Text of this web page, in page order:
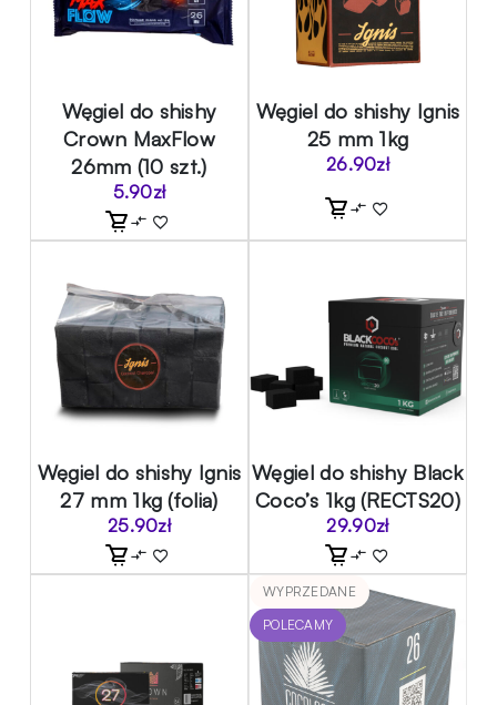
Węgiel do shishy
Crown MaxFlow
26mm (10 szt.)
5.90zł
Węgiel do shishy Ignis
25 mm 1kg
26.90zł
Węgiel do shishy Ignis
27 mm 1kg (folia)
25.90zł
Węgiel do shishy Black
Coco’s 1kg (RECTS20)
29.90zł
WYPRZEDANE
POLECAMY